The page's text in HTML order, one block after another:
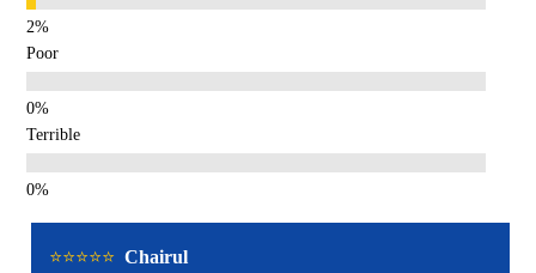
Poor
Terrible
⭐️⭐️⭐️⭐️⭐️ Chairul